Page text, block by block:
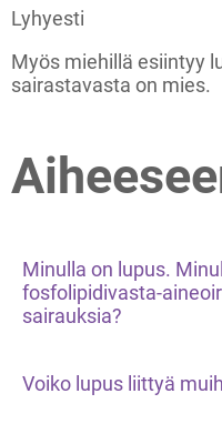
Lyhyesti
Myös miehillä esiintyy
sairastavasta on mies.
Minulla on lupus.
fosfolipidivasta-
sairauksia?
Voiko lupus liittyä